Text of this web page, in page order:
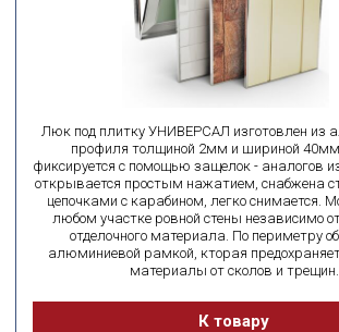
Люк под плитку УНИВЕРСАЛ изготовлен из
профиля толщиной 2мм и шириной
фиксируется с помощью защелок - аналогов
открывается простым нажатием, снабжена
цепочками с карабином, легко снимается.
любом участке ровной стены независимо
отделочного материала. По периметру
алюминиевой рамкой, кторая
материалы от сколов и трещин.
К товару